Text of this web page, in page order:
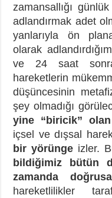
zamansallığı
adlandırmak adet
yanlarıyla ön
olarak
ve 24 saat
hareketlerin
düşüncesinin
şey olmadığı
yine “biricik”
içsel ve dışsal
bir yörünge izler.
bildiğimiz bütün
zamanda
hareketlilikler